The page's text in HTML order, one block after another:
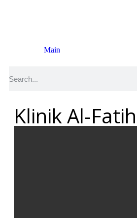
Main
Klinik Al-